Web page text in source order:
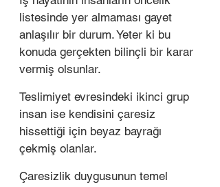
listesinde yer almaması gayet
anlaşılır bir durum. Yeter ki bu
konuda gerçekten bilinçli bir karar
vermiş olsunlar.
Teslimiyet evresindeki ikinci grup
insan ise kendisini çaresiz
hissettiği için beyaz bayrağı
çekmiş olanlar.
Çaresizlik duygusunun temel